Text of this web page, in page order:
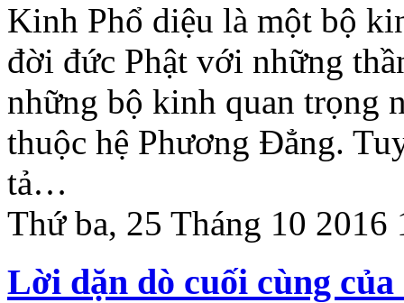
Kinh Phổ diệu là một bộ
đời đức Phật với những
những bộ kinh quan trọng
thuộc hệ Phương Đẳng.
tả…
Thứ ba, 25 Tháng 10 2016
Lời dặn dò cuối cùng